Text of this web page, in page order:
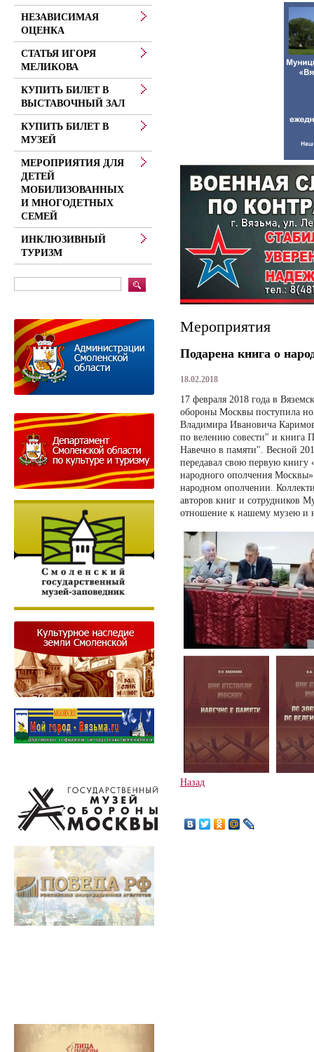
Мероприятия
Подарена книга о
18.02.2018
17 февраля 2018 года в
обороны Москвы поступила
Владимира Ивановича
по велению совести" и книга
Навечно в памяти". Весной
передавал свою первую
народного ополчения
народном ополчении.
авторов книг и сотрудников
отношение к нашему музею и
Назад
НЕЗАВИСИМАЯ
ОЦЕНКА
СТАТЬЯ ИГОРЯ
МЕЛИКОВА
КУПИТЬ БИЛЕТ В
ВЫСТАВОЧНЫЙ ЗАЛ
КУПИТЬ БИЛЕТ В
МУЗЕЙ
МЕРОПРИЯТИЯ ДЛЯ
ДЕТЕЙ
МОБИЛИЗОВАННЫХ
И МНОГОДЕТНЫХ
СЕМЕЙ
ИНКЛЮЗИВНЫЙ
ТУРИЗМ